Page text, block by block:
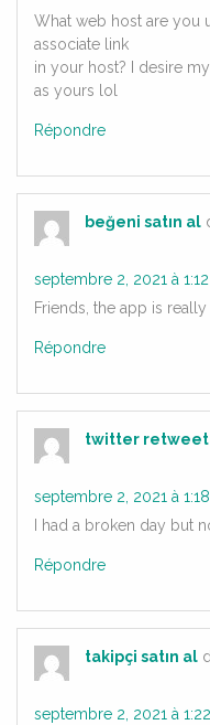
What web host are you
associate link
in your host? I desire
as yours lol
Répondre
beğeni satın al
septembre 2, 2021 à
Friends, the app is
Répondre
twitter retweet
septembre 2, 2021 à
I had a broken day but
Répondre
takipçi satın al
septembre 2, 2021 à